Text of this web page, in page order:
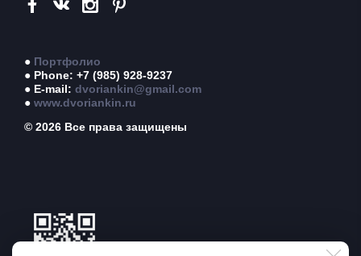
● Портфолио
● Phone: +7 (985) 928-9237
● E-mail: dvoriankin@gmail.com
● www.dvoriankin.ru
© 2026 Все права защищены